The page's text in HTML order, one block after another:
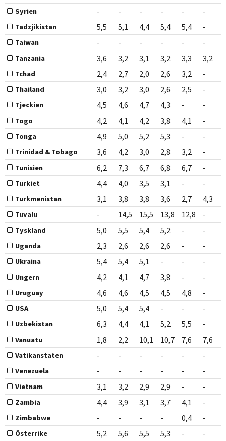
Syrien - - - - - -
Tadzjikistan 5,5 5,1 4,4 5,4 5,4 -
Taiwan - - - - - -
Tanzania 3,6 3,2 3,1 3,2 3,3 3,2
Tchad 2,4 2,7 2,0 2,6 3,2 -
Thailand 3,0 3,2 3,0 2,6 2,5 -
Tjeckien 4,5 4,6 4,7 4,3 - -
Togo 4,2 4,1 4,2 3,8 4,1 -
Tonga 4,9 5,0 5,2 5,3 - -
Trinidad & Tobago 3,6 4,2 3,0 2,8 3,2 -
Tunisien 6,2 7,3 6,7 6,8 6,7 -
Turkiet 4,4 4,0 3,5 3,1 - -
Turkmenistan 3,1 3,8 3,8 3,6 2,7 4,3
Tuvalu - 14,5 15,5 13,8 12,8 -
Tyskland 5,0 5,5 5,4 5,2 - -
Uganda 2,3 2,6 2,6 2,6 - -
Ukraina 5,4 5,4 5,1 - - -
Ungern 4,2 4,1 4,7 3,8 - -
Uruguay 4,6 4,6 4,5 4,5 4,8 -
USA 5,0 5,4 5,4 - - -
Uzbekistan 6,3 4,4 4,1 5,2 5,5 -
Vanuatu 1,8 2,2 10,1 10,7 7,6 7,6
Vatikanstaten - - - - - -
Venezuela - - - - - -
Vietnam 3,1 3,2 2,9 2,9 - -
Zambia 4,4 3,9 3,1 3,7 4,1 -
Zimbabwe - - - - 0,4 -
Österrike 5,2 5,6 5,5 5,3 - -